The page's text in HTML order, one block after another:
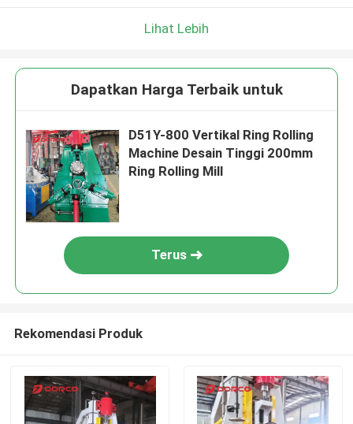
Lihat Lebih
Dapatkan Harga Terbaik untuk
D51Y-800 Vertikal Ring Rolling
Machine Desain Tinggi 200mm
Ring Rolling Mill
Terus
Rekomendasi Produk